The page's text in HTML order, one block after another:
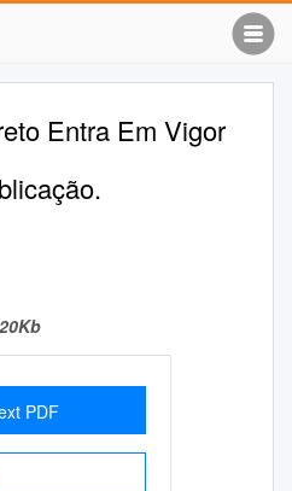
Entra Em Vigor
PDF